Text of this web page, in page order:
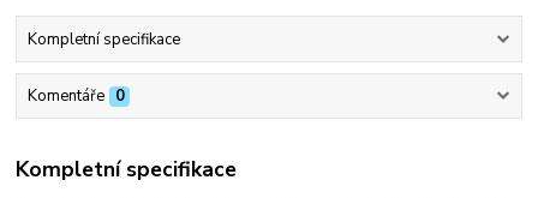
Kompletní specifikace
Komentáře 0
Kompletní specifikace